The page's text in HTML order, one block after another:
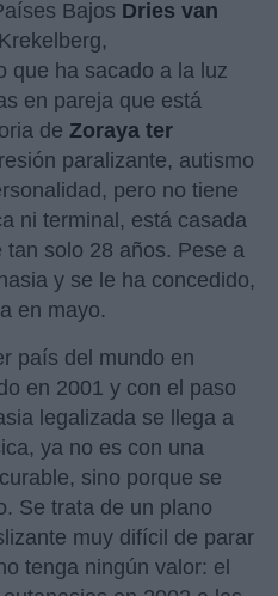
Bajos Dries van
que ha sacado a la luz
en pareja que está
de Zoraya ter
paralizante, autismo
pero no tiene
ni terminal, está casada
solo 28 años. Pese a
y se le ha concedido,
en mayo.
país del mundo en
en 2001 y con el paso
legalizada se llega a
ya no es con una
sino porque se
Se trata de un plano
muy difícil de parar
tenga ningún valor: el